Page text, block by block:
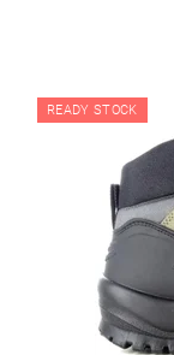
READY STOCK